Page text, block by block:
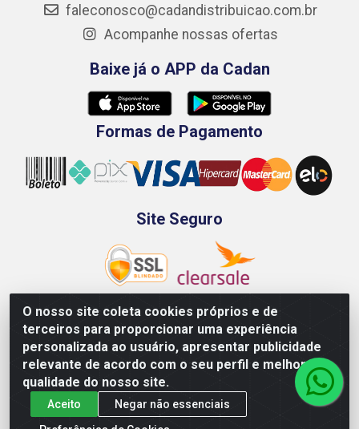
O nosso site coleta cookies próprios e de
terceiros para proporcionar uma experiência
personalizada ao usuário, apresentar publicidade
relevante de acordo com o seu perfil e melhorar a
qualidade do nosso site.
Aceito
Negar não essenciais
faleconosco@cadandistribuicao.com.br
Acompanhe nossas ofertas
Baixe já o APP da Cadan
Formas de Pagamento
Site Seguro
Rod. BR-101 Sul, Km 73, 4505, Galpão A, Ibura -
Recife/PE - CEP 51240-340 - CNPJ 70.089.974/0001-79